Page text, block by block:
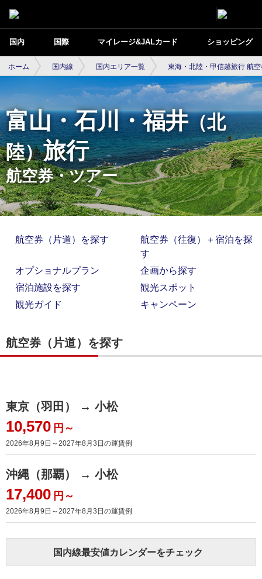
国内 国際 マイレージ&JALカード ショッピング
ホーム 国内線 国内エリア一覧 東海・北陸・甲信越旅行 航
富山・石川・福井（北
陸）旅行
航空券・ツアー
航空券（片道）を探す
航空券（往復）＋宿泊を探
す
オプショナルプラン
企画から探す
宿泊施設を探す
観光スポット
観光ガイド
キャンペーン
航空券（片道）を探す
東京（羽田） → 小松
10,570 円～
2026年8月9日～2027年8月3日 の運賃例
沖縄（那覇） → 小松
17,400 円～
2026年8月9日～2027年8月3日 の運賃例
国内線最安値カレンダーをチェック